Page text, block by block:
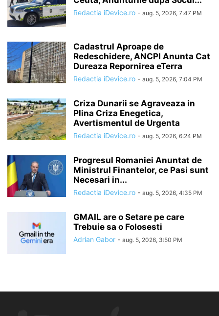
Redactia iDevice.ro - aug. 5, 2026, 7:47 PM
Cadastrul Aproape de
Redeschidere, ANCPI Anunta Cat
Dureaza Repornirea eTerra
Redactia iDevice.ro - aug. 5, 2026, 7:04 PM
Criza Dunarii se Agraveaza in
Plina Criza Enegetica,
Avertismentul de Urgenta
Redactia iDevice.ro - aug. 5, 2026, 6:24 PM
Progresul Romaniei Anuntat de
Ministrul Finantelor, ce Pasi sunt
Necesari in...
Redactia iDevice.ro - aug. 5, 2026, 4:35 PM
GMAIL are o Setare pe care
Trebuie sa o Folosesti
Adrian Gabor - aug. 5, 2026, 3:50 PM